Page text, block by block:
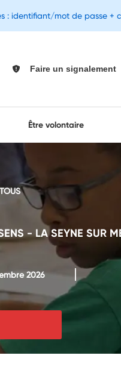
Faire un signalement
Être volontaire
- LA SEYNE SUR
2026
: identifiant/mot de passe +